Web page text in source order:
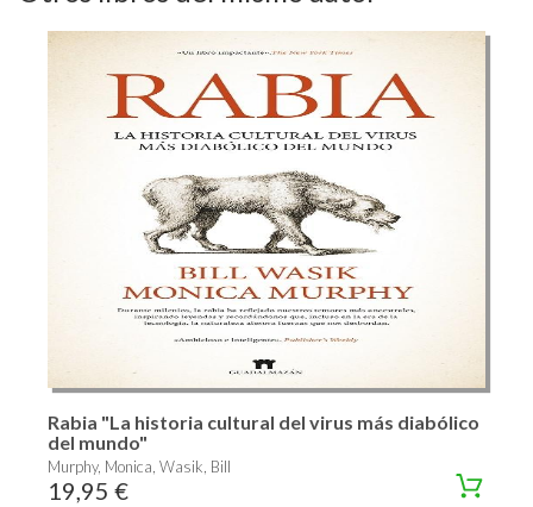
Rabia "La historia cultural del virus más diabólico
del mundo"
Murphy, Monica, Wasik, Bill
19,95 €